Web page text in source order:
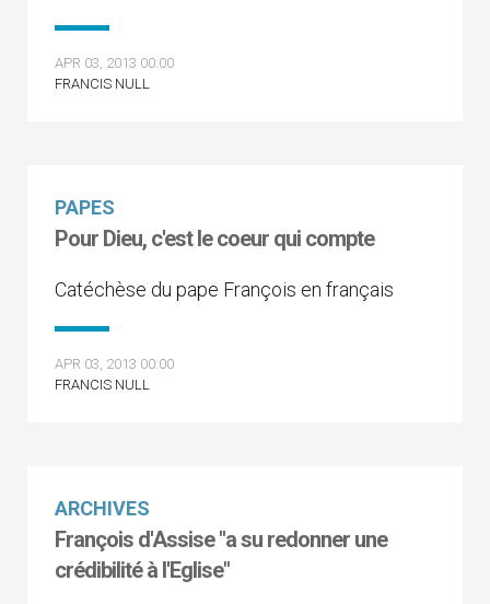
APR 03, 2013 00:00
FRANCIS NULL
PAPES
Pour Dieu, c'est le coeur qui compte
Catéchèse du pape François en français
APR 03, 2013 00:00
FRANCIS NULL
ARCHIVES
François d'Assise "a su redonner une
crédibilité à l'Eglise"